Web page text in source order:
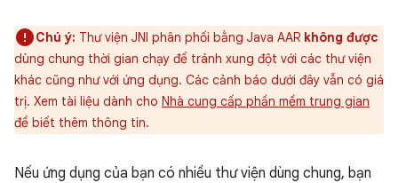
Chú ý: Thư viện JNI phân phối bằng Java AAR không được
dùng chung thời gian chạy để tránh xung đột với các thư viện
khác cũng như với ứng dụng. Các cảnh báo dưới đây vẫn có giá
trị. Xem tài liệu dành cho Nhà cung cấp phần mềm trung gian
để biết thêm thông tin.
Nếu ứng dụng của bạn có nhiều thư viện dùng chung, bạn